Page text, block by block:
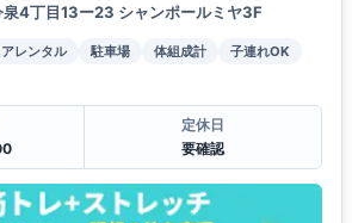
4丁目13ー23 シャンポールミヤ3F
レンタル 駐車場 体組成計
子連れOK
定休日
要確認